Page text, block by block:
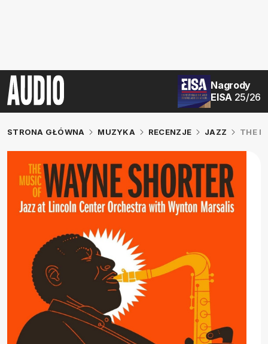
Nagrody
EISA 25/26
STRONA GŁÓWNA MUZYKA RECENZJE JAZZ THE